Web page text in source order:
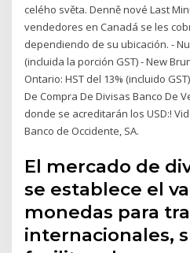
celého světa. Denně nové Last
vendedores en Canadá se les
dependiendo de su ubicación. -
(incluida la porción GST) - New
Ontario: HST del 13% (incluido
De Compra De Divisas Banco De
donde se acreditarán los USD:!
Banco de Occidente, SA.
El mercado de
se establece el
monedas para
internacionales,